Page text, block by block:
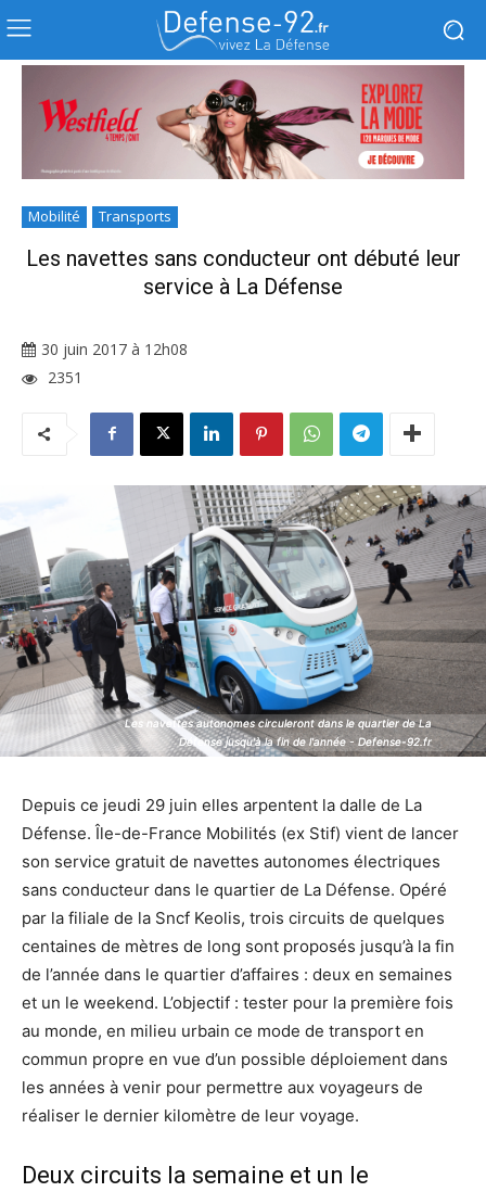
Mobilité Transports
Les navettes sans conducteur ont débuté leur
service à La Défense
30 juin 2017 à 12h08
2351
Les navettes autonomes circuleront dans le quartier de La
Défense jusqu'à la fin de l'année - Defense-92.fr
Les navettes autonomes circuleront dans le quartier de La
Défense jusqu'à la fin de l'année - Defense-92.fr
Depuis ce jeudi 29 juin elles arpentent la dalle de La
Défense. Île-de-France Mobilités (ex Stif) vient de lancer
son service gratuit de navettes autonomes électriques
sans conducteur dans le quartier de La Défense. Opéré
par la filiale de la Sncf Keolis, trois circuits de quelques
centaines de mètres de long sont proposés jusqu’à la fin
de l’année dans le quartier d’affaires : deux en semaines
et un le weekend. L’objectif : tester pour la première fois
au monde, en milieu urbain ce mode de transport en
commun propre en vue d’un possible déploiement dans
les années à venir pour permettre aux voyageurs de
réaliser le dernier kilomètre de leur voyage.
Deux circuits la semaine et un le